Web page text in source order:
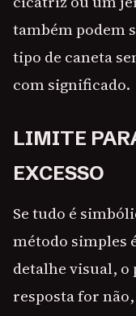
também podem
tipo de caneta
com significado.
LIMITE
EXCESSO
Se tudo é
método simples
detalhe visual, o
resposta for